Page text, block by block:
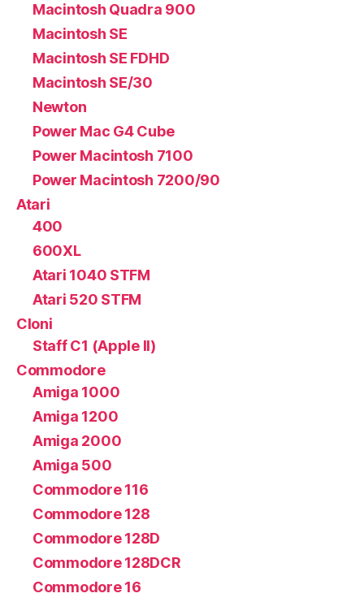
Macintosh Quadra 900
Macintosh SE
Macintosh SE FDHD
Macintosh SE/30
Newton
Power Mac G4 Cube
Power Macintosh 7100
Power Macintosh 7200/90
Atari
400
600XL
Atari 1040 STFM
Atari 520 STFM
Cloni
Staff C1 (Apple II)
Commodore
Amiga 1000
Amiga 1200
Amiga 2000
Amiga 500
Commodore 116
Commodore 128
Commodore 128D
Commodore 128DCR
Commodore 16